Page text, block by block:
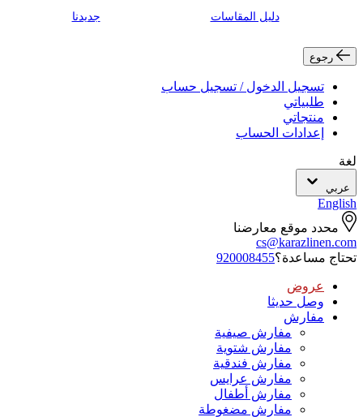
دليل المقاسات جديدنا
رجوع
تسجيل الدخول / تسجيل حساب
طلبياتي
منتجاتي
إعدادات الحساب
لغة
عربي
English
محدد موقع معارضنا
cs@karazlinen.com
تحتاج مساعدة؟920008455
عروض
وصل حديثا
مفارش
مفارش صيفية
مفارش شتوية
مفارش فندقية
مفارش عرايس
مفارش أطفال
مفارش مضغوطة